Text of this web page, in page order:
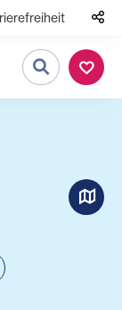
Suche